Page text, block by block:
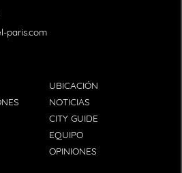
paris.com
UBICACIÓN
NOTICIAS
CITY GUIDE
EQUIPO
OPINIONES